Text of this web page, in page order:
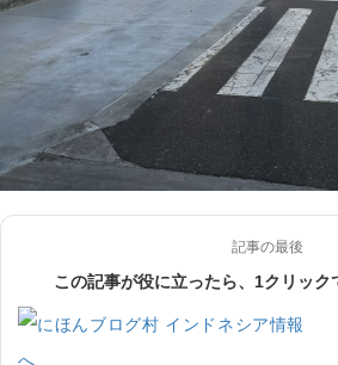
記事の最後
この記事が役に立ったら、1クリック